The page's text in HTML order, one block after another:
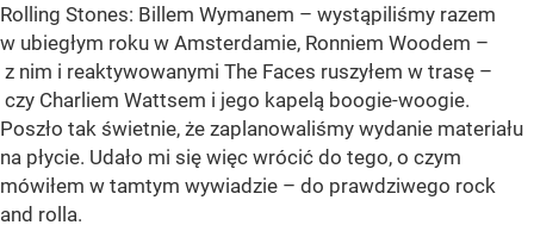
Rolling Stones: Billem Wymanem – wystąpiliśmy razem
w ubiegłym roku w Amsterdamie, Ronniem Woodem –
z nim i reaktywowanymi The Faces ruszyłem w trasę –
czy Charliem Wattsem i jego kapelą boogie-woogie.
Poszło tak świetnie, że zaplanowaliśmy wydanie materiału
na płycie. Udało mi się więc wrócić do tego, o czym
mówiłem w tamtym wywiadzie – do prawdziwego rock
and rolla.